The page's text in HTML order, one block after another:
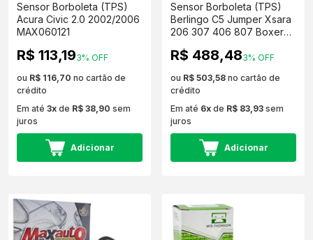
Sensor Borboleta (TPS)
Acura Civic 2.0 2002/2006
MAX060121
R$ 113,193% OFF
ou R$ 116,70 no cartão de
crédito
Em até 3x de R$ 38,90 sem
juros
Adicionar
Sensor Borboleta (TPS)
Berlingo C5 Jumper Xsara
206 307 406 807 Boxer
R$ 488,483% OFF
ou R$ 503,58 no cartão de
crédito
Em até 6x de R$ 83,93 sem
juros
Adicionar